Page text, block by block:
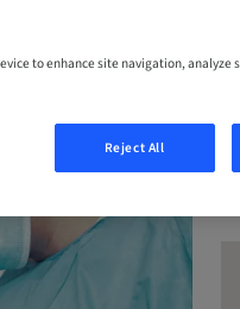
to enhance site navigation, analyze
Reject All